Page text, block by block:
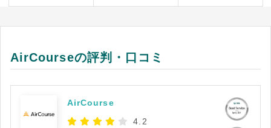
AirCourseの評判・口コミ
AirCourse
4.2